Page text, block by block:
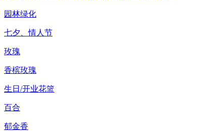
园林绿化
七夕、情人节
玫瑰
香槟玫瑰
生日/开业花篮
百合
郁金香